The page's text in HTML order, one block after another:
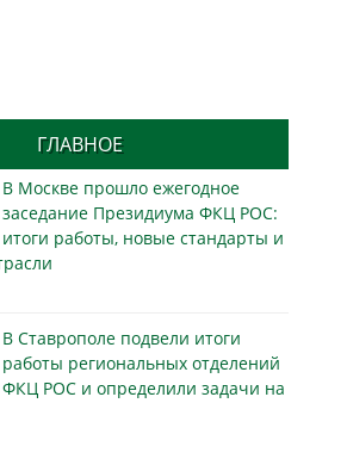
ГЛАВНОЕ
В Москве прошло ежегодное
заседание Президиума ФКЦ РОС:
итоги работы, новые стандарты и
В Ставрополе подвели итоги
работы региональных отделений
ФКЦ РОС и определили задачи на